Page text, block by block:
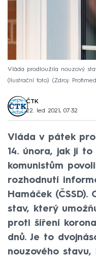
Vláda prodloužila nouzový
(Ilustrační foto)
Zdroj:
ČTK
22. led 2021, 07:32
Vláda v pátek
14. února, jak jí
komunistům
rozhodnutí
Hamáček
stav, který
proti šíření
dnů. Je to
nouzového